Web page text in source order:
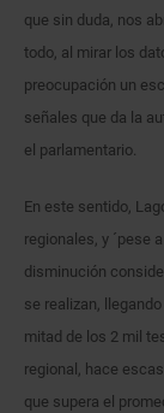
que sin duda, nos
todo, al mirar los
preocupación un
señales que da la
el parlamentario.
En este sentido,
regionales, y ´pese
disminución
se realizan,
mitad de los 2 mil
regional, hace
que supera el